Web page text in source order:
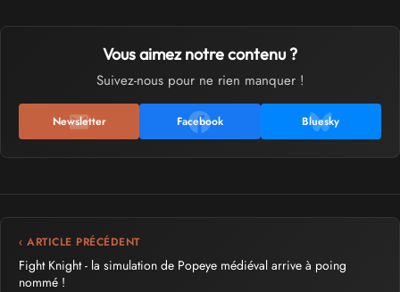
Vous aimez notre contenu ?
Suivez-nous pour ne rien manquer !
Newsletter Facebook Bluesky
‹ ARTICLE PRÉCÉDENT
Fight Knight - la simulation de Popeye médiéval arrive à poing
nommé !